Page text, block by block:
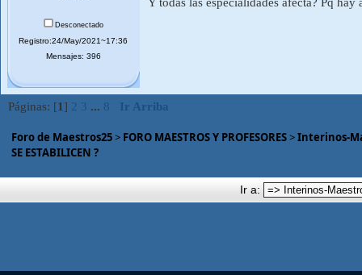
Desconectado
Registro:24/May/2021~17:36
Mensajes: 396
Páginas: [1] 2 3 ... 8 Ir Arriba
Foro de Maestros25> FORO MAESTROS Y PROFESORES>Interinos-
SE ESTABILICEN ?
Ir a: